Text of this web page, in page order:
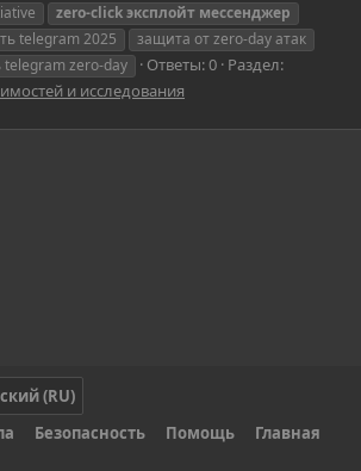
zero-clickэксплойт мессенджер
telegram 2025
защита от zero-day атак
telegram zero-day
Ответы: 0 Раздел:
и исследования
(RU)
Безопасность Помощь Главная